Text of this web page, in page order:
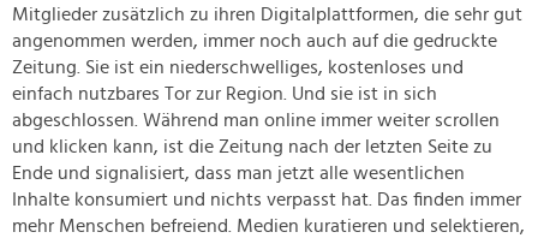
Mitglieder zusätzlich zu ihren Digitalplattformen, die sehr gut
angenommen werden, immer noch auch auf die gedruckte
Zeitung. Sie ist ein niederschwelliges, kostenloses und
einfach nutzbares Tor zur Region. Und sie ist in sich
abgeschlossen. Während man online immer weiter scrollen
und klicken kann, ist die Zeitung nach der letzten Seite zu
Ende und signalisiert, dass man jetzt alle wesentlichen
Inhalte konsumiert und nichts verpasst hat. Das finden immer
mehr Menschen befreiend. Medien kuratieren und selektieren,